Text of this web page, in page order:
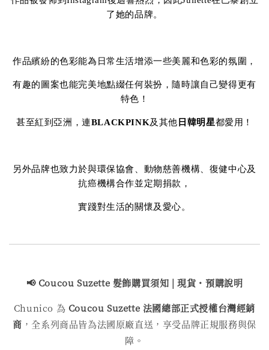
了她的品牌。
作品繽紛的色彩能為日常生活增添一些美麗和色彩的氛圍，
有趣的圖案也能完美地點綴任何裝扮，隨時讓自己變得更有
特色！
甚至紅到亞洲，連BLACKPINK及其他 日韓明星都愛用！
另外品牌也致力於與環保協會、動物慈善機構、復健中心及
抗癌機構合作並定期捐款，
實踐對生活的關懷及愛心。
📢 Coucou Suzette 髮飾購買須知 | 現貨・預購說明
Chunico 為 Coucou Suzette 法國總部正式授權台灣經銷
商 ，全系列商品皆為法國原廠直送，享受品牌正規服務與保
障。